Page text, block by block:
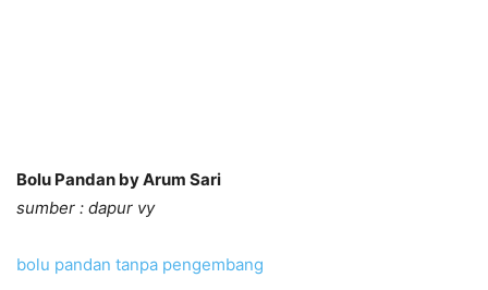
Bolu Pandan by Arum Sari
sumber : dapur vy
bolu pandan tanpa pengembang